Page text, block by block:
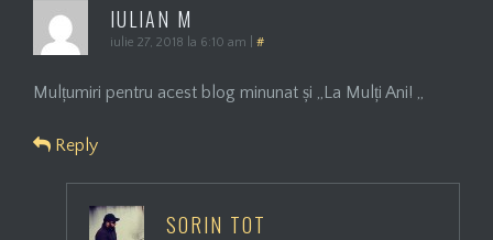
IULIAN M
iulie 27, 2018 la 6:10 am #
Mulțumiri pentru acest blog minunat și „La Mulți Ani! „
Reply
SORIN TOT